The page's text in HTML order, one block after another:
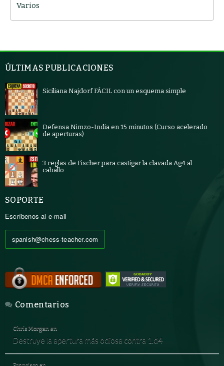
Varios
ÚLTIMAS PUBLICACIONES
Siciliana Najdorf FÁCIL con un esquema simple
Defensa Nimzo-India en 15 minutos (Curso acelerado
de aperturas)
3 reglas de Fischer para castigar la clavada Ag4 al
caballo
SOPORTE
Escríbenos al e-mail
spanish@chess-teacher.com
Comentarios
Chris Morgan en
Destruye la apertura más odiosa contra 1.d4